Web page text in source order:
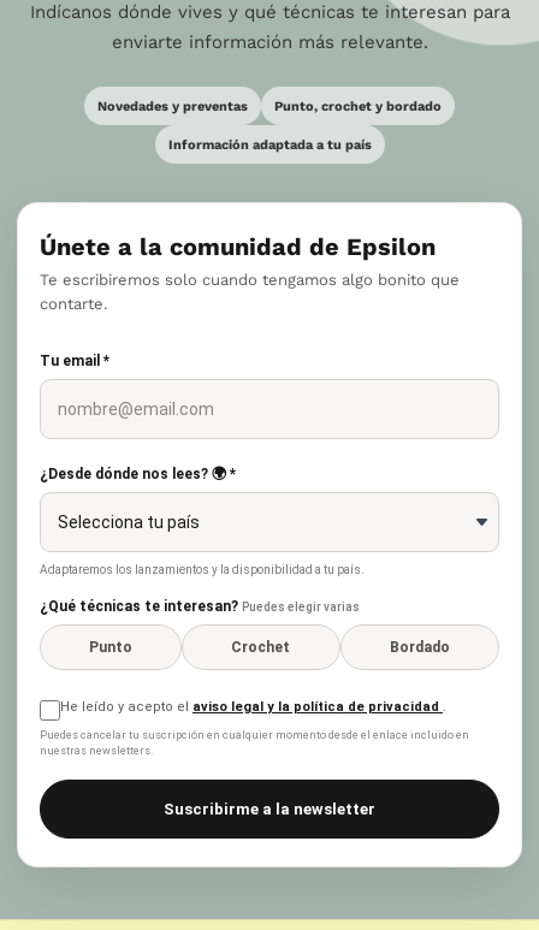
Indícanos dónde vives y qué técnicas te interesan para
enviarte información más relevante.
Novedades y preventas Punto, crochet y bordado
Información adaptada a tu país
Únete a la comunidad de Epsilon
Te escribiremos solo cuando tengamos algo bonito que
contarte.
Tu email *
¿Desde dónde nos lees? 🌍 *
Adaptaremos los lanzamientos y la disponibilidad a tu país.
¿Qué técnicas te interesan? Puedes elegir varias
Punto Crochet Bordado
He leído y acepto el aviso legal y la política de privacidad .
Puedes cancelar tu suscripción en cualquier momento desde el enlace incluido en
nuestras newsletters.
Suscribirme a la newsletter